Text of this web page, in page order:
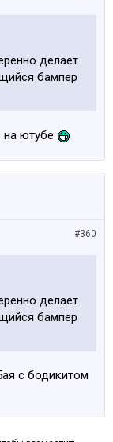
делает
бампер
на ютубе
#360
делает
бампер
с бодикитом